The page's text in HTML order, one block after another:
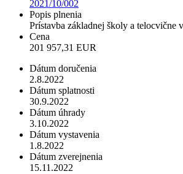
2021/10/002
Popis plnenia
Prístavba základnej školy a telocvične
Cena
201 957,31 EUR
Dátum doručenia
2.8.2022
Dátum splatnosti
30.9.2022
Dátum úhrady
3.10.2022
Dátum vystavenia
1.8.2022
Dátum zverejnenia
15.11.2022